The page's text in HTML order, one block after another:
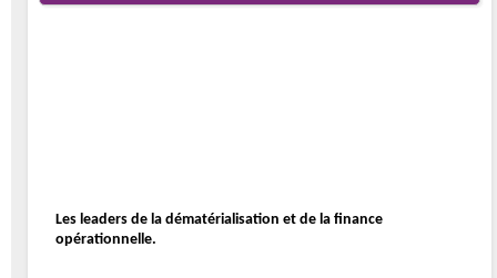
Les leaders de la dématérialisation et de la finance
opérationnelle.